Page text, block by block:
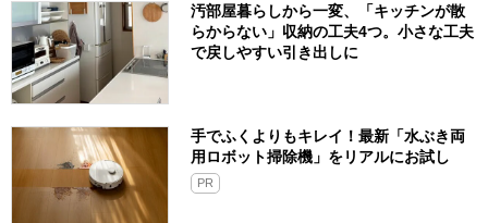
汚部屋暮らしから一変、「キッチンが散
らからない」収納の工夫4つ。小さな工夫
で戻しやすい引き出しに
手でふくよりもキレイ！最新「水ぶき両
用ロボット掃除機」をリアルにお試し
PR